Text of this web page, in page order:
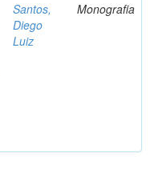
Santos,
Diego
Luiz
Monografia